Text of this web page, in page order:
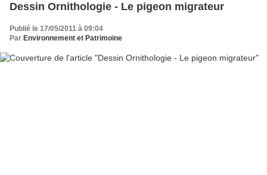
Dessin Ornithologie - Le pigeon migrateur
Publié le 17/05/2011 à 09:04
Par Environnement et Patrimoine